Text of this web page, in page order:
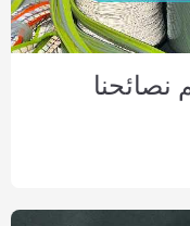
نصائحنا